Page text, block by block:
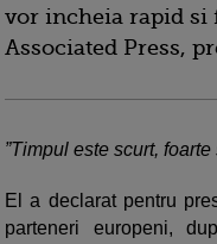
vor incheia rapid si
Associated Press,
”Timpul este scurt,
El a declarat pentru
parteneri europeni,